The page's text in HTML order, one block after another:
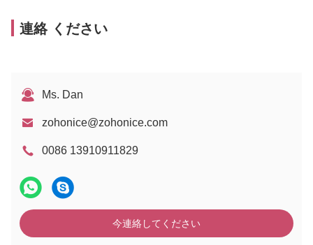
連絡 ください
Ms. Dan
zohonice@zohonice.com
0086 13910911829
今連絡してください